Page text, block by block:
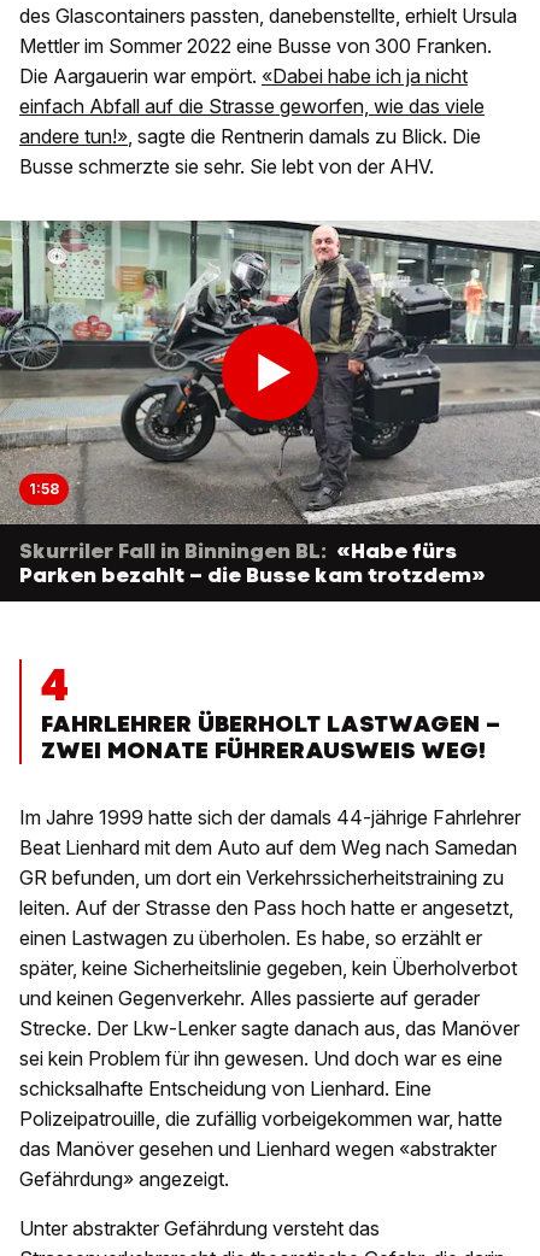
des Glascontainers passten, danebenstellte, erhielt Ursula
Mettler im Sommer 2022 eine Busse von 300 Franken.
Die Aargauerin war empört. «Dabei habe ich ja nicht
einfach Abfall auf die Strasse geworfen, wie das viele
andere tun!», sagte die Rentnerin damals zu Blick. Die
Busse schmerzte sie sehr. Sie lebt von der AHV.
1:58
Skurriler Fall in Binningen BL: «Habe fürs
Parken bezahlt – die Busse kam trotzdem»
4
FAHRLEHRER ÜBERHOLT LASTWAGEN –
ZWEI MONATE FÜHRERAUSWEIS WEG!
Im Jahre 1999 hatte sich der damals 44-jährige Fahrlehrer
Beat Lienhard mit dem Auto auf dem Weg nach Samedan
GR befunden, um dort ein Verkehrssicherheitstraining zu
leiten. Auf der Strasse den Pass hoch hatte er angesetzt,
einen Lastwagen zu überholen. Es habe, so erzählt er
später, keine Sicherheitslinie gegeben, kein Überholverbot
und keinen Gegenverkehr. Alles passierte auf gerader
Strecke. Der Lkw-Lenker sagte danach aus, das Manöver
sei kein Problem für ihn gewesen. Und doch war es eine
schicksalhafte Entscheidung von Lienhard. Eine
Polizeipatrouille, die zufällig vorbeigekommen war, hatte
das Manöver gesehen und Lienhard wegen «abstrakter
Gefährdung» angezeigt.
Unter abstrakter Gefährdung versteht das